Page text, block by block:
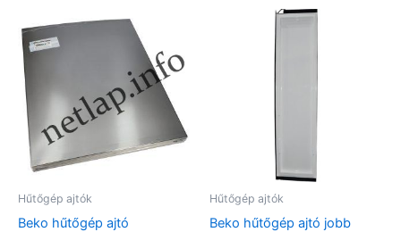
Hűtőgép ajtók
Beko hűtőgép ajtó
Hűtőgép ajtók
Beko hűtőgép ajtó jobb